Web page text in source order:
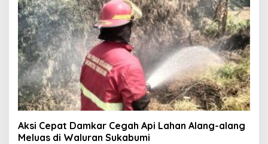
Aksi Cepat Damkar Cegah Api Lahan Alang-alang
Meluas di Waluran Sukabumi